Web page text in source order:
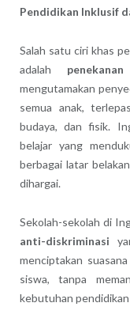
Pendidikan Inklusif
Salah satu ciri khas
adalah
mengutamakan
semua anak,
budaya, dan fisik.
belajar yang
berbagai latar
dihargai.
Sekolah-sekolah di
anti-diskriminasi
menciptakan
siswa, tanpa
kebutuhan